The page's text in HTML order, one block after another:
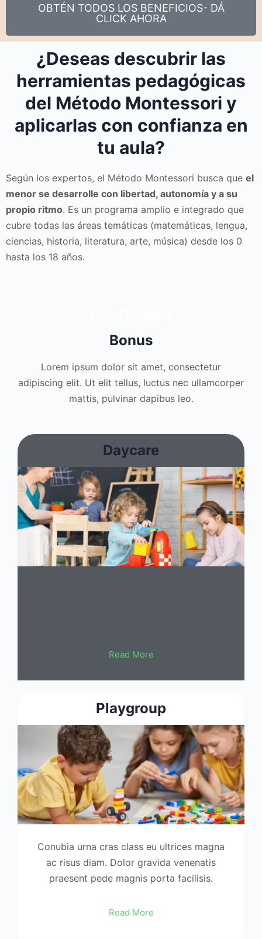
OBTÉN TODOS LOS BENEFICIOS- DÁ
CLICK AHORA
¿Deseas descubrir las
herramientas pedagógicas
del Método Montessori y
aplicarlas con confianza en
tu aula?
Según los expertos, el Método Montessori busca que el
menor se desarrolle con libertad, autonomía y a su
propio ritmo. Es un programa amplio e integrado que
cubre todas las áreas temáticas (matemáticas, lengua,
ciencias, historia, literatura, arte, música) desde los 0
hasta los 18 años.
Bonus
Lorem ipsum dolor sit amet, consectetur
adipiscing elit. Ut elit tellus, luctus nec ullamcorper
mattis, pulvinar dapibus leo.
Daycare
Read More
Playgroup
Conubia urna cras class eu ultrices magna
ac risus diam. Dolor gravida venenatis
praesent pede magnis porta facilisis.
Read More